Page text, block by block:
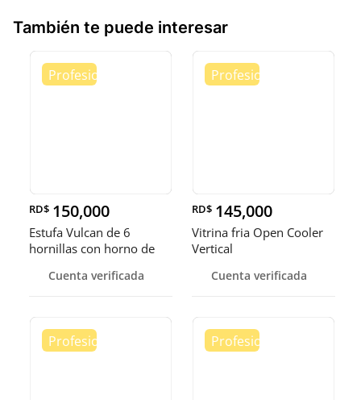
También te puede interesar
RD$ 150,000
Estufa Vulcan de 6
hornillas con horno de
Cuenta verificada
RD$ 145,000
Vitrina fria Open Cooler
Vertical
Cuenta verificada